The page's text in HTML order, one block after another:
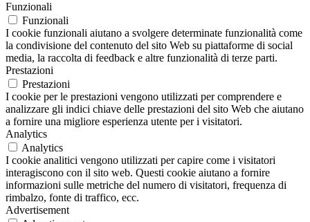
Funzionali
Funzionali
I cookie funzionali aiutano a svolgere determinate funzionalità come
la condivisione del contenuto del sito Web su piattaforme di social
media, la raccolta di feedback e altre funzionalità di terze parti.
Prestazioni
Prestazioni
I cookie per le prestazioni vengono utilizzati per comprendere e
analizzare gli indici chiave delle prestazioni del sito Web che aiutano
a fornire una migliore esperienza utente per i visitatori.
Analytics
Analytics
I cookie analitici vengono utilizzati per capire come i visitatori
interagiscono con il sito web. Questi cookie aiutano a fornire
informazioni sulle metriche del numero di visitatori, frequenza di
rimbalzo, fonte di traffico, ecc.
Advertisement